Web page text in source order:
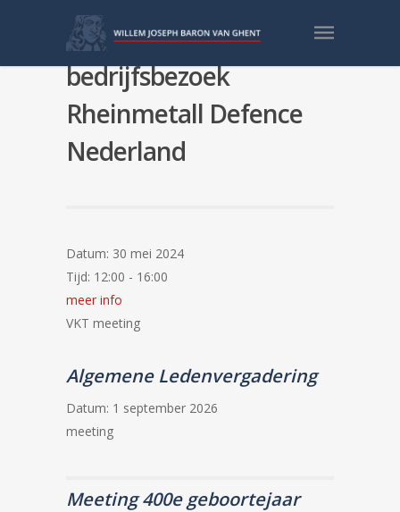
VKT Meeting:
bedrijfsbezoek
Rheinmetall Defence
Nederland
Datum: 30 mei 2024
Tijd: 12:00 - 16:00
meer info
VKT meeting
Algemene Ledenvergadering
Datum: 1 september 2026
meeting
Meeting 400e geboortejaar